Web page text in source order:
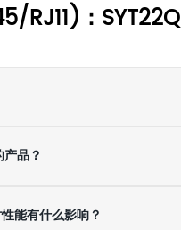
RJ11)：
品？
能有什么影响？